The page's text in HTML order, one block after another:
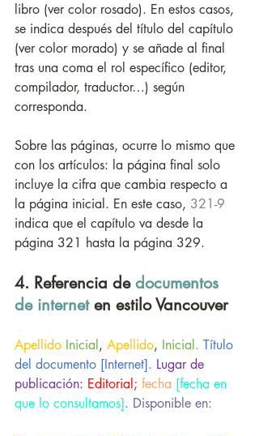
libro (ver color rosado). En estos casos,
se indica después del título del capítulo
(ver color morado) y se añade al final
tras una coma el rol específico (editor,
compilador, traductor…) según
corresponda.
Sobre las páginas, ocurre lo mismo que
con los artículos: la página final solo
incluye la cifra que cambia respecto a
la página inicial. En este caso, 321-9
indica que el capítulo va desde la
página 321 hasta la página 329.
4. Referencia de documentos
de internet en estilo Vancouver
Apellido Inicial, Apellido, Inicial. Título
del documento [Internet]. Lugar de
publicación: Editorial; fecha [fecha en
que lo consultamos]. Disponible en: